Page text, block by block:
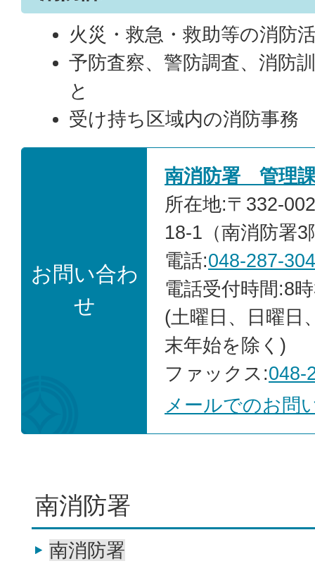
火災・救急・救助等の消防
予防査察、警防調査、消防
と
受け持ち区域内の消防事務
お問い合わ
せ
南消防署 管理
所在地:〒332-
18-1（南消防署3
電話:048-287-
電話受付時間:8
(土曜日、日曜日
末年始を除く)
ファックス:048-
メールでのお問
南消防署
南消防署